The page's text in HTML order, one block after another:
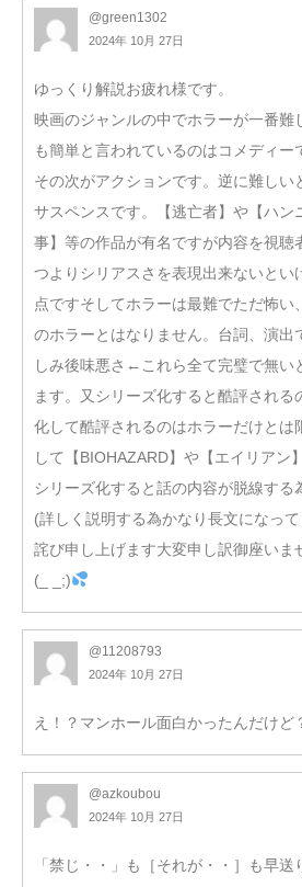
@green1302
2024年 10月 27日
ゆっくり解説お疲れ様です。
映画のジャンルの中でホラーが一番難
も簡単と言われているのはコメディー
その次がアクションです。逆に難しい
サスペンスです。【逃亡者】や【ハン
事】等の作品が有名ですが内容を視聴
つよりシリアスさを表現出来ないとい
点ですそしてホラーは最難でただ怖い
のホラーとはなりません。台詞、演出
しみ後味悪さ←これら全て完璧で無い
ます。又シリーズ化すると酷評される
化して酷評されるのはホラーだけと
して【BIOHAZARD】や【エイリアン
シリーズ化すると話の内容が脱線する
(詳しく説明する為かなり長文になっ
詫び申し上げます大変申し訳御座いま
(_ _;)
@11208793
2024年 10月 27日
え！？マンホール面白かったんだけど
@azkoubou
2024年 10月 27日
「禁じ・・」も［それが・・］も早